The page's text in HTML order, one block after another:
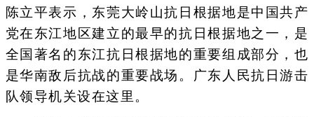
陈立平表示，东莞大岭山抗日根据地是中国共产
党在东江地区建立的最早的抗日根据地之一，是
全国著名的东江抗日根据地的重要组成部分，也
是华南敌后抗战的重要战场。广东人民抗日游击
队领导机关设在这里。